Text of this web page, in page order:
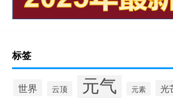
标签
世界 云顶 元气 元素 光